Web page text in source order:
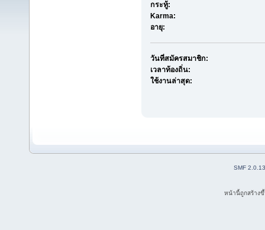
กระทู้:
Karma:
อายุ:
วันที่สมัครสมาชิก:
เวลาท้องถิ่น:
ใช้งานล่าสุด:
SMF 2.0.13
หน้านี้ถูกสร้าง